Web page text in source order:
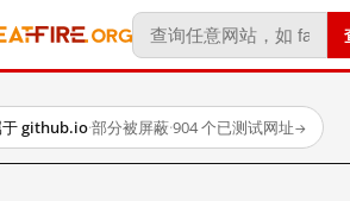
于 github.io·部分被屏蔽·904 个已测试网址→